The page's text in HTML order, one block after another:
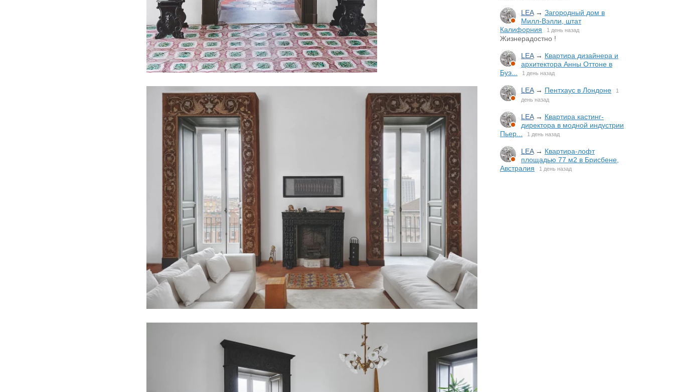
LEA→ Загородный дом в
Милл-Вэлли, штат
Калифорния
1 день назад
Жизнерадостно !
LEA→ Квартира дизайнера и
архитектора Анны Оттоне в
Буэ...
1 день назад
LEA→ Пентхаус в Лондоне
1
день назад
LEA→ Квартира кастинг-
директора в модной индустрии
Пьер...
1 день назад
LEA→ Квартира-лофт
площадью 77 м2 в Брисбене,
Австралия
1 день назад